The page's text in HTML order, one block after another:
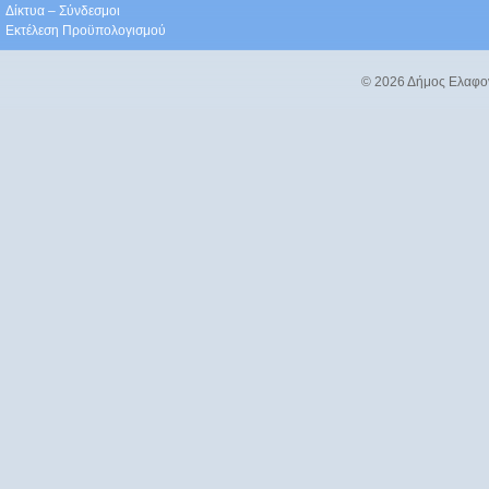
Δίκτυα – Σύνδεσμοι
Εκτέλεση Προϋπολογισμού
© 2026 Δήμος